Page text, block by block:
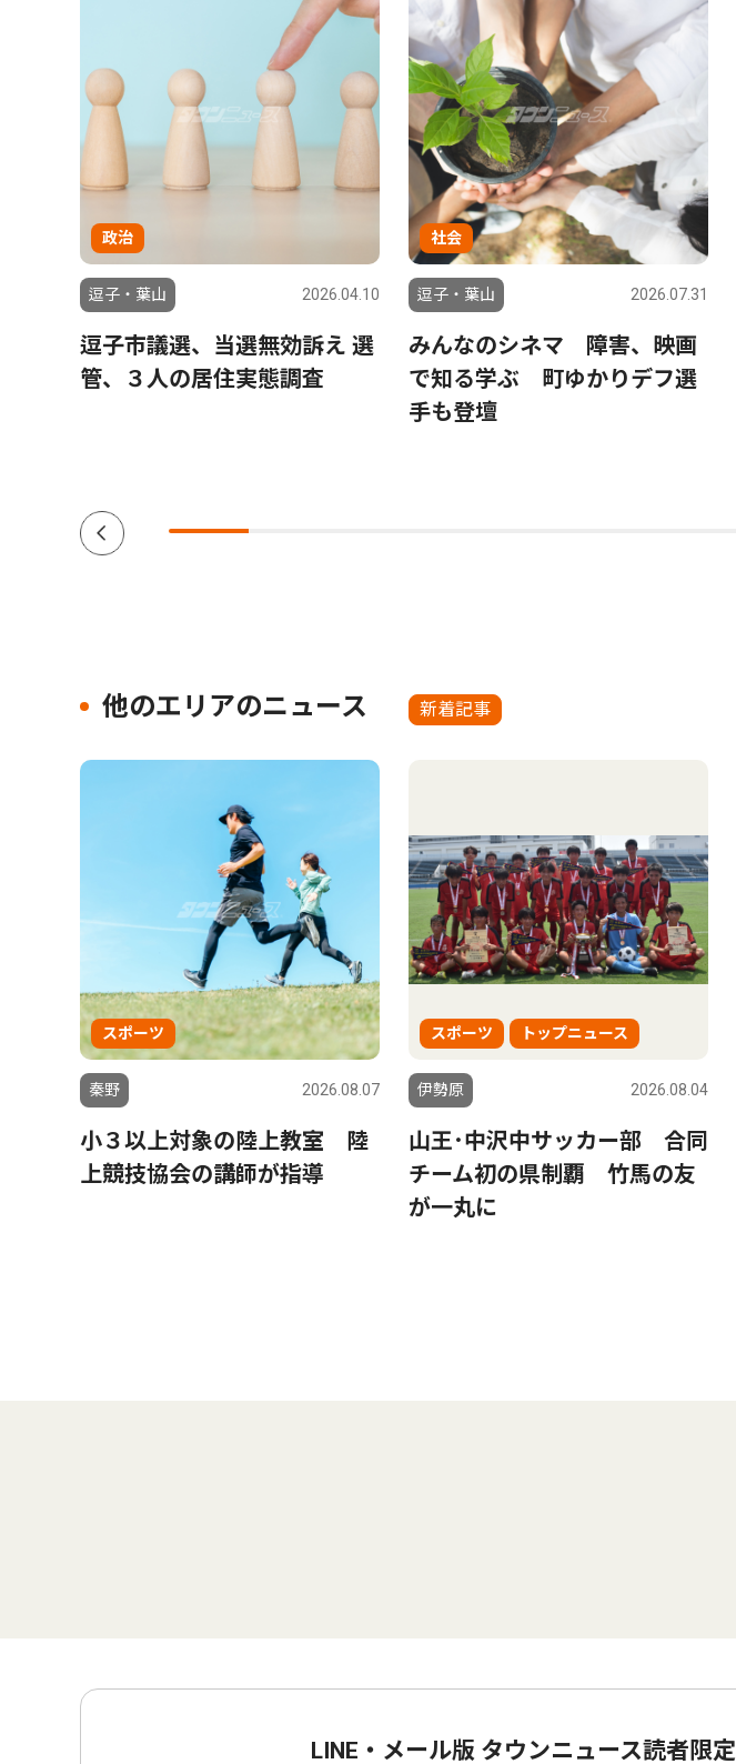
政治
逗子・葉山 2026.04.10
逗子市議選、当選無効訴え 選
管、３人の居住実態調査
社会
逗子・葉山 2026.07.31
みんなのシネマ 障害、映画
で知る学ぶ 町ゆかりデフ選
手も登壇
他のエリアのニュース 新着記事
スポーツ
秦野 2026.08.07
小３以上対象の陸上教室 陸
上競技協会の講師が指導
スポーツ トップニュース
伊勢原 2026.08.04
山王･中沢中サッカー部 合同
チーム初の県制覇 竹馬の友
が一丸に
LINE・メール版 タウンニュース読者限定